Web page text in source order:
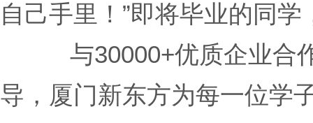
自己手里！”即将毕业的同
与30000+优质企业合
导，厦门新东方为每一位学